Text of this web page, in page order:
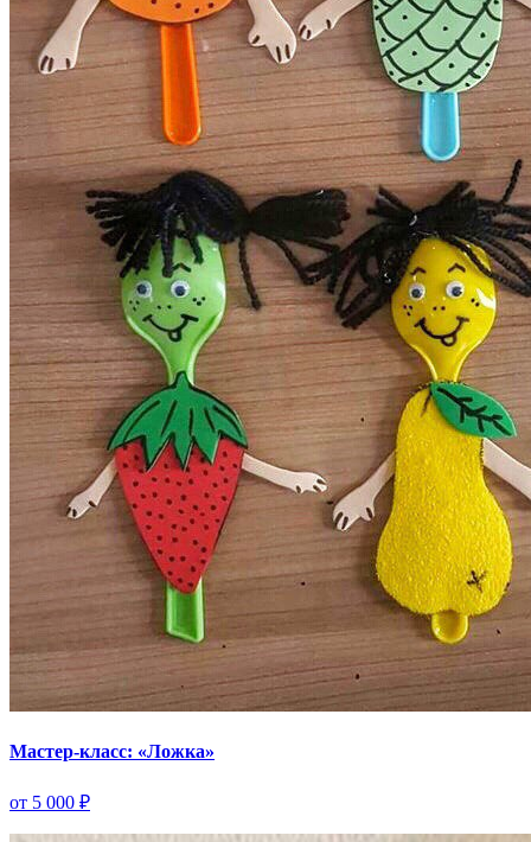
Мастер-класс: «Ложка»
от 5 000 ₽